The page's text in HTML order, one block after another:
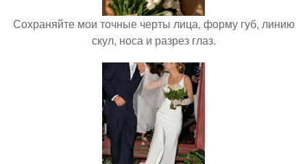
Сохраняйте мои точные черты лица, форму губ, линию
скул, носа и разрез глаз.